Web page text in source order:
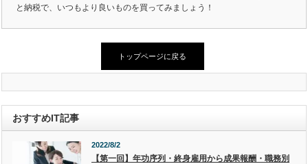
と納税で、いつもより良いものを買ってみましょう！
トップページに戻る
おすすめIT記事
2022/8/2
【第一回】年功序列・終身雇用から成果報酬・職務別